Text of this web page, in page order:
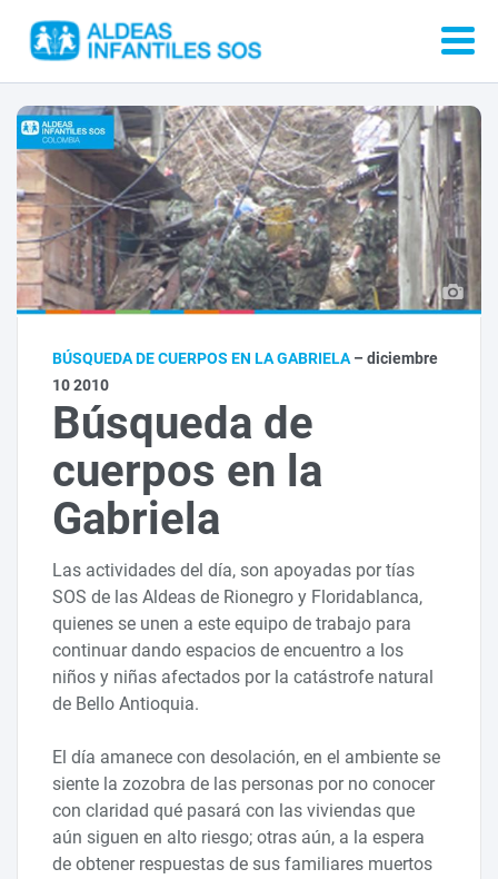
BÚSQUEDA DE CUERPOS EN LA GABRIELA– diciembre
10 2010
Búsqueda de
cuerpos en la
Gabriela
Las actividades del día, son apoyadas por tías
SOS de las Aldeas de Rionegro y Floridablanca,
quienes se unen a este equipo de trabajo para
continuar dando espacios de encuentro a los
niños y niñas afectados por la catástrofe natural
de Bello Antioquia.
El día amanece con desolación, en el ambiente se
siente la zozobra de las personas por no conocer
con claridad qué pasará con las viviendas que
aún siguen en alto riesgo; otras aún, a la espera
de obtener respuestas de sus familiares muertos